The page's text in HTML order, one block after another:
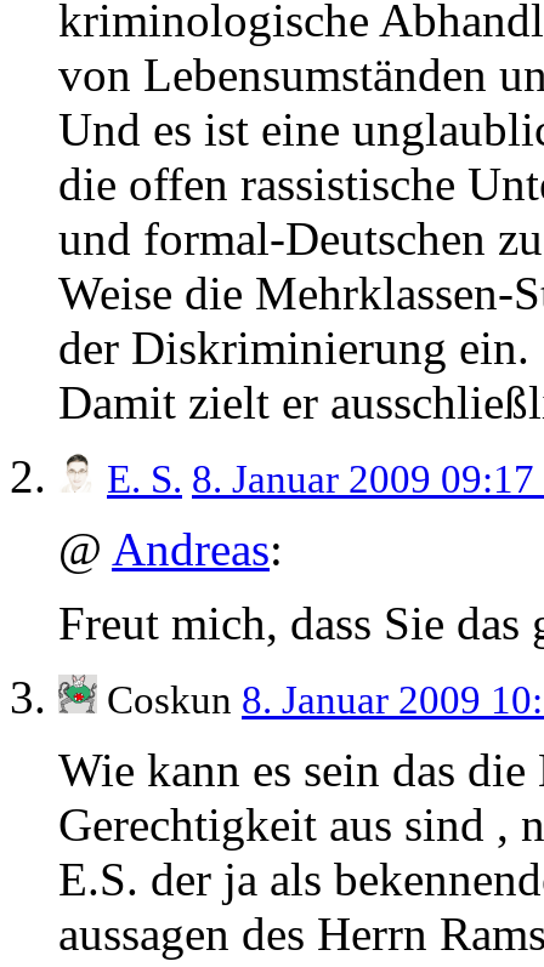
kriminologische
von Lebensumständen
Und es ist eine
die offen rassistische
und formal-Deutschen
Weise die Mehrklassen-
der Diskriminierung ein.
Damit zielt er
E. S. 8. Januar 2009 09:17
@ Andreas:
Freut mich, dass Sie das
Coskun 8. Januar 2009
Wie kann es sein das
Gerechtigkeit aus sind ,
E.S. der ja als
aussagen des Herrn